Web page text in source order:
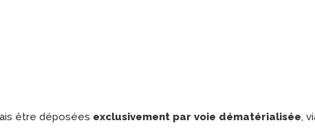
être déposées exclusivement par voie dématérialisée,